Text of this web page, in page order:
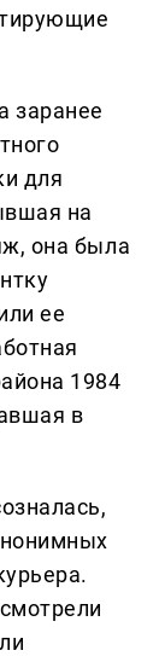
заранее
для
на
она была
ее
1984
в